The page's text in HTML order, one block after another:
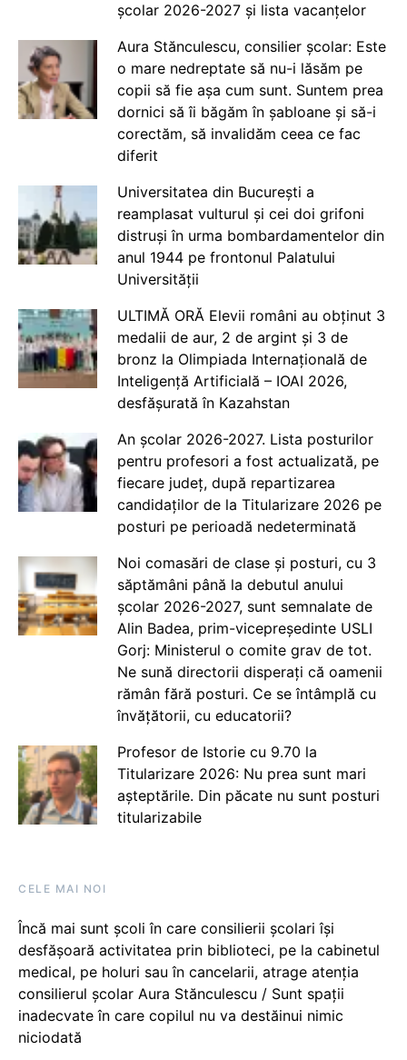
școlar 2026-2027 și lista vacanțelor
Aura Stănculescu, consilier școlar: Este
o mare nedreptate să nu-i lăsăm pe
copii să fie așa cum sunt. Suntem prea
dornici să îi băgăm în șabloane și să-i
corectăm, să invalidăm ceea ce fac
diferit
Universitatea din București a
reamplasat vulturul și cei doi grifoni
distruși în urma bombardamentelor din
anul 1944 pe frontonul Palatului
Universității
ULTIMĂ ORĂ Elevii români au obținut 3
medalii de aur, 2 de argint și 3 de
bronz la Olimpiada Internațională de
Inteligență Artificială – IOAI 2026,
desfășurată în Kazahstan
An școlar 2026-2027. Lista posturilor
pentru profesori a fost actualizată, pe
fiecare județ, după repartizarea
candidaților de la Titularizare 2026 pe
posturi pe perioadă nedeterminată
Noi comasări de clase și posturi, cu 3
săptămâni până la debutul anului
școlar 2026-2027, sunt semnalate de
Alin Badea, prim-vicepreședinte USLI
Gorj: Ministerul o comite grav de tot.
Ne sună directorii disperați că oamenii
rămân fără posturi. Ce se întâmplă cu
învățătorii, cu educatorii?
Profesor de Istorie cu 9.70 la
Titularizare 2026: Nu prea sunt mari
așteptările. Din păcate nu sunt posturi
titularizabile
CELE MAI NOI
Încă mai sunt școli în care consilierii școlari își
desfășoară activitatea prin biblioteci, pe la cabinetul
medical, pe holuri sau în cancelarii, atrage atenția
consilierul școlar Aura Stănculescu / Sunt spații
inadecvate în care copilul nu va destăinui nimic
niciodată